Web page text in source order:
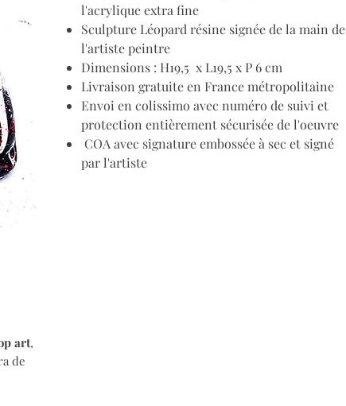
art,
de
l'acrylique extra fine
Sculpture Léopard résine signée de la main de
l'artiste peintre
Dimensions : H19,5 x L19,5 x P 6 cm
Livraison gratuite en France métropolitaine
Envoi en colissimo avec numéro de suivi et
protection entièrement sécurisée de l'oeuvre
COA avec signature embossée à sec et signé
par l'artiste